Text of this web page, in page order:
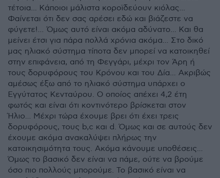
τέτοια... Κάποιοι μάλιστα κοροϊδεύουν κιόλας...
Φαίνεται ότι δεν σας αρέσει εδώ και βιάζεστε να
φύγετε!... Όμως αυτό είναι ακόμα αδύνατο... Και θα
μείνει έτσι για πάρα πολλά χρόνια ακόμα... Στο δικό
μας ηλιακό σύστημα τίποτα δεν μπορεί να κατοικηθεί
στην επιφάνεια, από τη Φεγγάρι, μέχρι τον Άρη ή
τους δορυφόρους του Κρόνου και του Δία... Ακριβώς
αμέσως έξω από το ηλιακό σύστημα υπάρχει ο
Εγγύτατος Κενταύρου. Ο οποίος απέχει 4,2 έτη
φωτός και είναι ότι κοντινότερο βρίσκεται στον
Ήλιο... Μέχρι τώρα έχουμε βρει ότι έχει τρεις
δορυφόρους, τους b,c και d. Όμως και σε αυτούς δεν
έχουμε ακόμα ανακαλύψει πλήρως την
κατοικησιμότητα τους. Ακόμα κάνουμε υποθέσεις...
Όμως το βασικό δεν είναι να πάμε, ούτε να βρούμε
όσο πιο πολλούς μπορούμε. Το βασικό είναι να